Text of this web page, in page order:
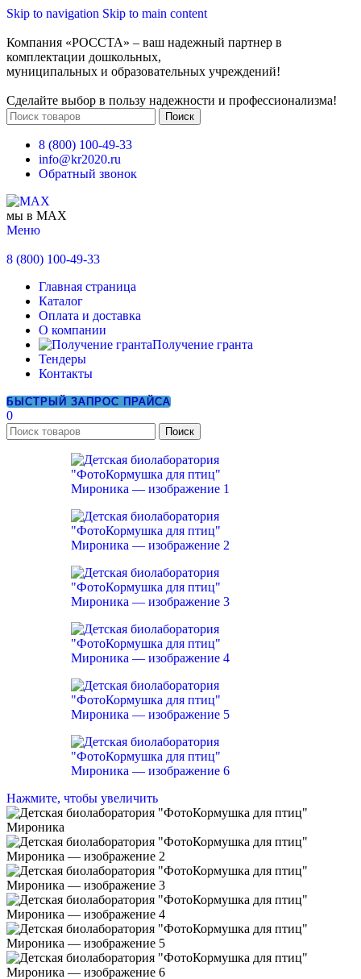
Skip to navigation Skip to main content
Компания «РОССТА» – ваш надежный партнер в
комплектации дошкольных,
муниципальных и образовательных учреждений!
Сделайте выбор в пользу надежности и профессионализма!
Поиск
8 (800) 100-49-33
info@kr2020.ru
Обратный звонок
мы в MAX
Меню
8 (800) 100-49-33
Главная страница
Каталог
Оплата и доставка
О компании
Получение гранта
Тендеры
Контакты
БЫСТРЫЙ ЗАПРОС ПРАЙСА
0
Поиск
Нажмите, чтобы увеличить